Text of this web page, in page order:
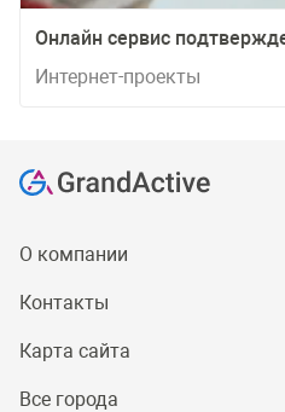
Онлайн сервис
Интернет-проекты
О компании
Контакты
Карта сайта
Все города